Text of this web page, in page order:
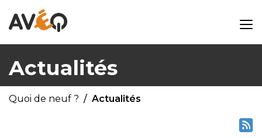
Actualités
Quoi de neuf ? Actualités